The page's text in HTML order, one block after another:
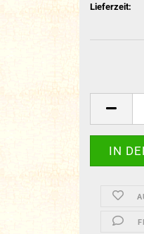
Lieferzeit: